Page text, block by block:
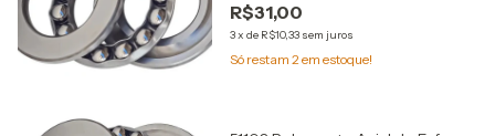
R$31,00
3x de R$10,33 sem juros
Só restam 2em estoque!